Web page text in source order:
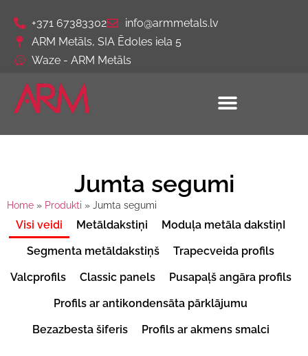
+371 67383302
info@armmetals.lv
ARM Metāls, SIA Ēdoles iela 5
Waze - ARM Metāls
Jumta segumi
Home » Produkti » Jumta segumi
Visi veidi Metāldakstiņi
Moduļa metāla dakstiņI
Segmenta metāldakstiņš
Trapecveida profils
Valcprofils
Classic panels
Pusapaļš angāra profils
Profils ar antikondensāta pārklājumu
Bezazbesta šiferis
Profils ar akmens smalci